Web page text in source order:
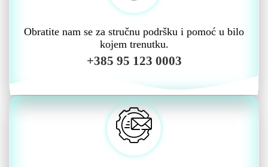
Obratite nam se za stručnu podršku i pomoć u bilo
kojem trenutku.
+385 95 123 0003